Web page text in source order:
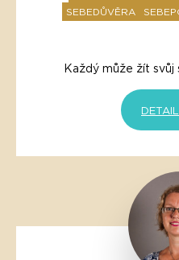
SEBEDŮVĚRA
Každý může žít svůj